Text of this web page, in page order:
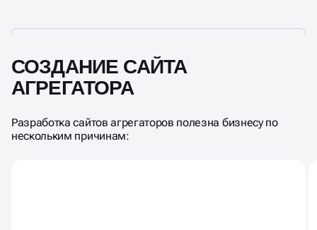
СОЗДАНИЕ САЙТА
АГРЕГАТОРА
Разработка сайтов агрегаторов полезна бизнесу по
нескольким причинам: